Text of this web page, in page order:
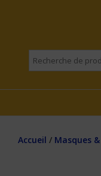
Recherche
pourÂ :
Accueil / Masques